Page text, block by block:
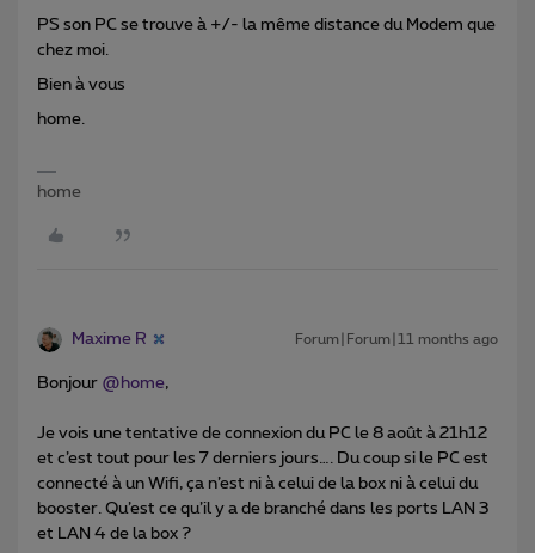
PS son PC se trouve à +/- la même distance du Modem que
chez moi.
Bien à vous
home.
home
Maxime R Forum|Forum|11 months ago
Bonjour ​ @home,
Je vois une tentative de connexion du PC le 8 août à 21h12
et c’est tout pour les 7 derniers jours…. Du coup si le PC est
connecté à un Wifi, ça n’est ni à celui de la box ni à celui du
booster. Qu’est ce qu’il y a de branché dans les ports LAN 3
et LAN 4 de la box ?